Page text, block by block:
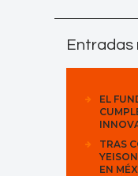
EL
TRAS
EN